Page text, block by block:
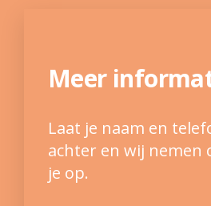
Meer
Laat je naam en
achter en wij nemen
je op.